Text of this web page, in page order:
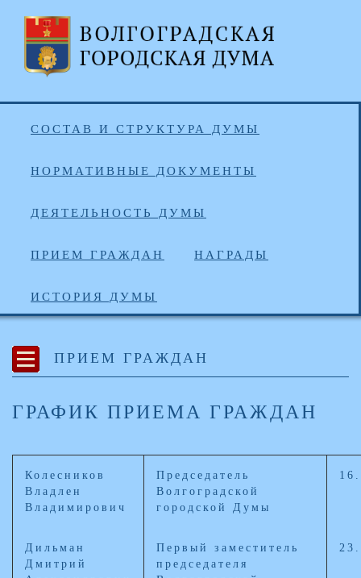
СОСТАВ И СТРУКТУРА ДУМЫ
НОРМАТИВНЫЕ ДОКУМЕНТЫ
ДЕЯТЕЛЬНОСТЬ ДУМЫ
ПРИЕМ ГРАЖДАН НАГРАДЫ
ИСТОРИЯ ДУМЫ
ПРИЕМ ГРАЖДАН
ГРАФИК ПРИЕМА ГРАЖДАН
Колесников
Владлен
Владимирович
Председатель
Волгоградской
городской Думы
Дильман
Дмитрий
Первый заместитель
председателя